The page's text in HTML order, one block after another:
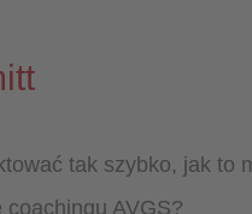
tak szybko, jak to
AVGS?